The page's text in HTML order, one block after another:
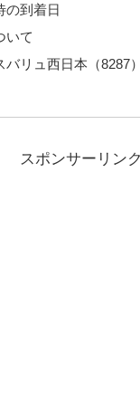
の到着日
いて
バリュ西日本（8287
スポンサーリンク